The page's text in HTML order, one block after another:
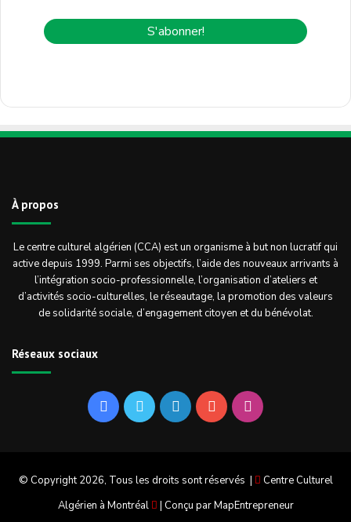
À propos
Le centre culturel algérien (CCA) est un organisme à but non lucratif qui
active depuis 1999. Parmi ses objectifs, l’aide des nouveaux arrivants à
l’intégration socio-professionnelle, l’organisation d’ateliers et
d’activités socio-culturelles, le réseautage, la promotion des valeurs
de solidarité sociale, d’engagement citoyen et du bénévolat.
Réseaux sociaux
FacebookTwitterLinkedinYouTubeInstagram
© Copyright 2026, Tous les droits sont réservés |
Centre Culturel
Algérien à Montréal
| Conçu parMapEntrepreneur